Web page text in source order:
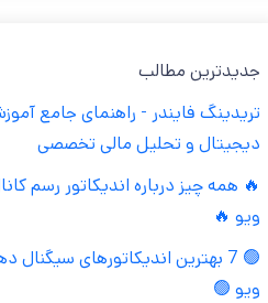
جدیدترین مطالب
تریدینگ فایندر - راهنمای جامع
دیجیتال و تحلیل مالی تخصصی
🔥 همه چیز درباره اندیکاتور رسم
ویو 🔥
🟢 7 بهترین اندیکاتورهای
ویو 🟢